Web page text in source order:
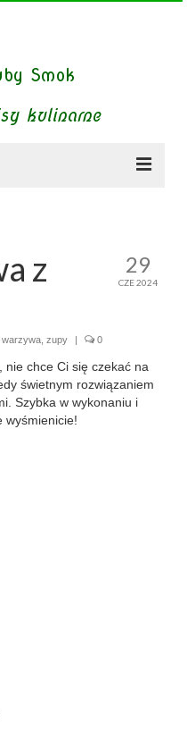
kulinarne
29
CZE 2024
z
warzywa zupy | 0
nie chce Ci się czekać na
świetnym rozwiązaniem
Szybka w wykonaniu i
wyśmienicie!